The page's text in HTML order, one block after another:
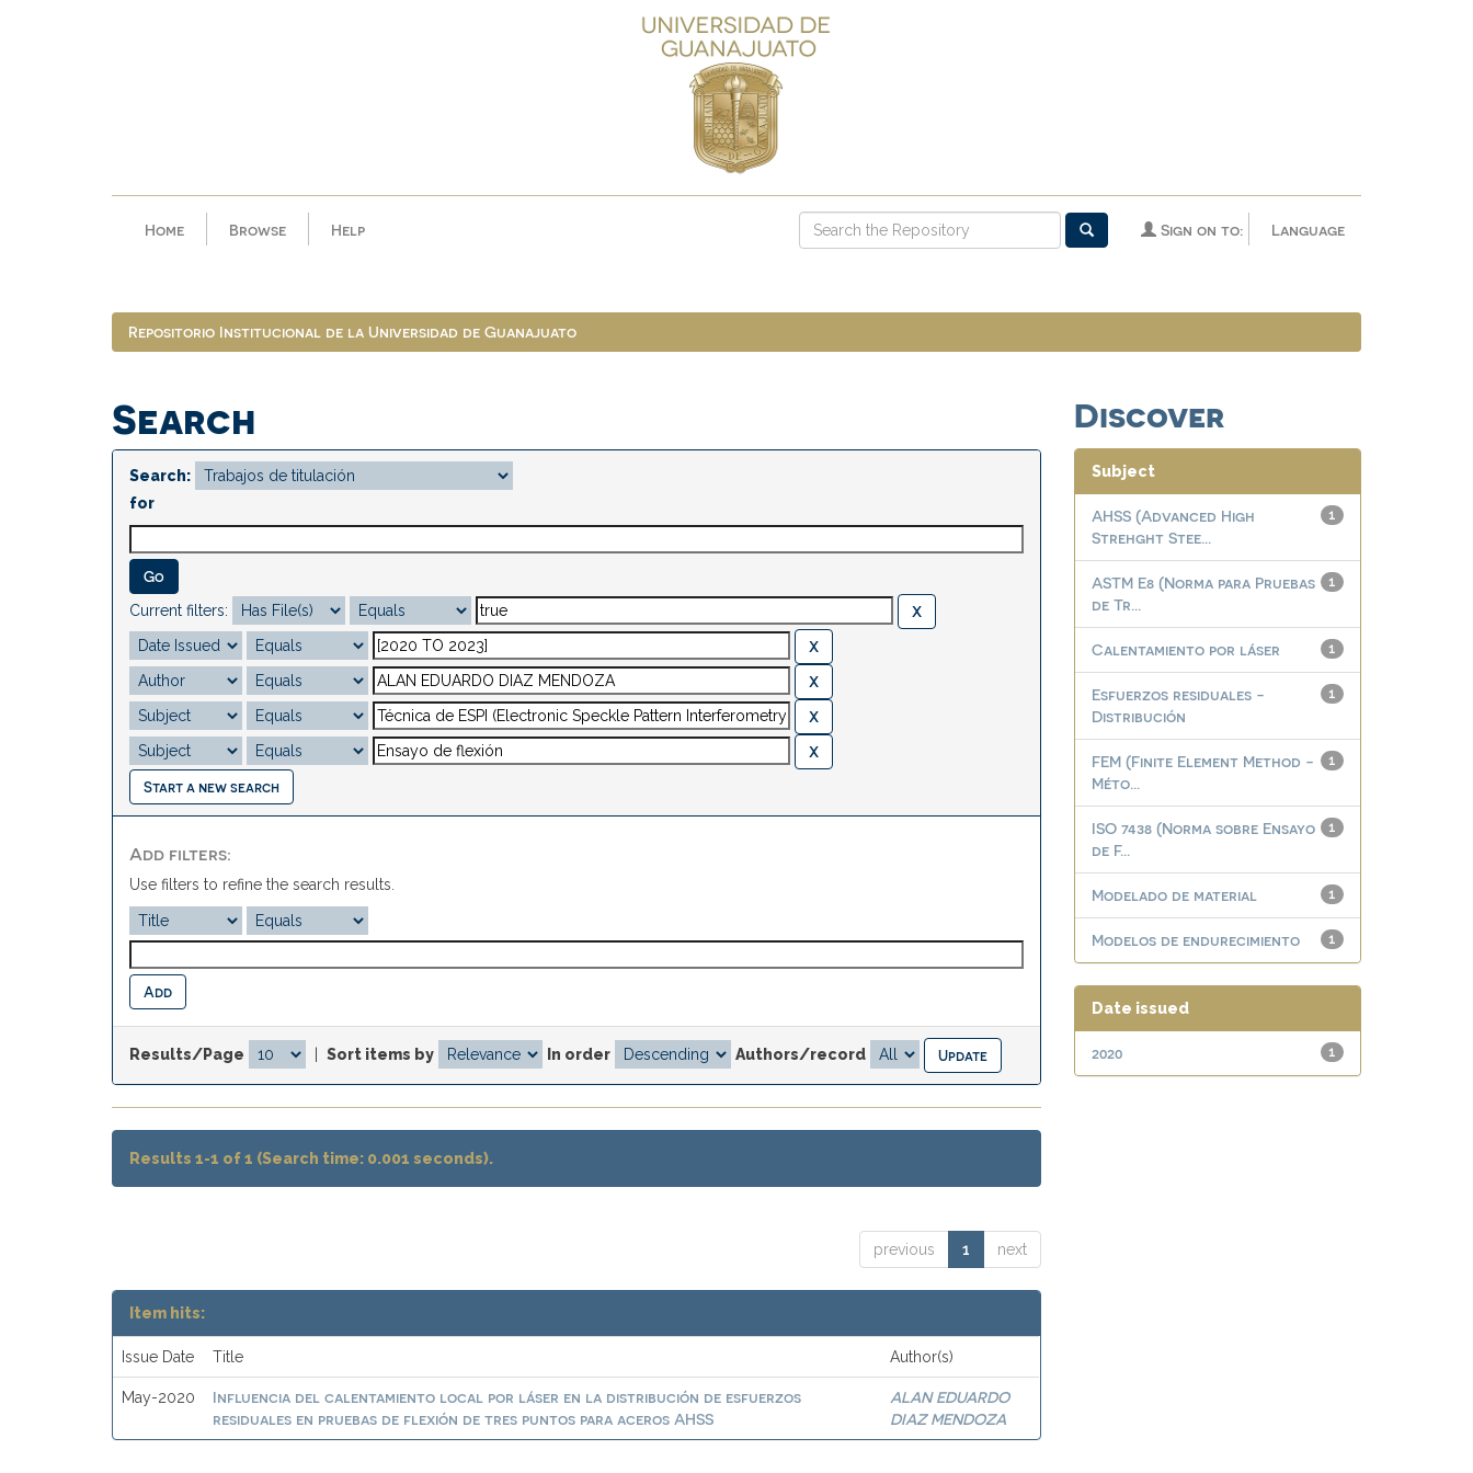
Home Browse Help Language
Sign on to:
Repositorio Institucional de la Universidad de Guanajuato
Search
Search:
for
Current filters:
Start a new search
Add filters:
Use filters to refine the search results.
Results/Page Sort items by In order Authors/record
Results 1-1 of 1 (Search time: 0.001 seconds).
previous 1 next
Item hits:
Issue Date Title Author(s)
May-2020
Influencia del calentamiento local por láser en la distribución de esfuerzos
residuales en pruebas de flexión de tres puntos para aceros AHSS
ALAN EDUARDO
DIAZ MENDOZA
Discover
Subject
1
AHSS (Advanced High
Strehght Stee...
1
ASTM E8 (Norma para Pruebas
de Tr...
1
Calentamiento por láser
1
Esfuerzos residuales -
Distribución
1
FEM (Finite Element Method -
Méto...
1
ISO 7438 (Norma sobre Ensayo
de F...
1
Modelado de material
1
Modelos de endurecimiento
Date issued
1
2020